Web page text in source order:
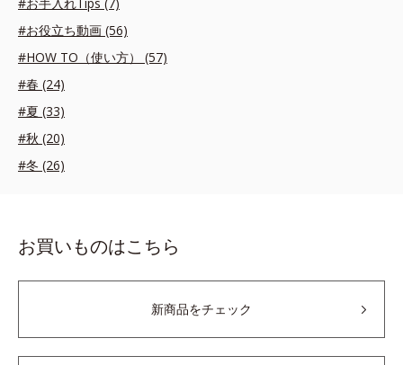
#お役立ち動画 (56)
#HOW TO（使い方） (57)
#春 (24)
#夏 (33)
#秋 (20)
#冬 (26)
お買いものはこちら
新商品をチェック